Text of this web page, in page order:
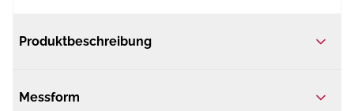
Produktbeschreibung
Messform